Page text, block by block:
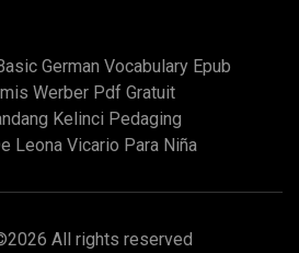
German Vocabulary Epub
Werber Pdf Gratuit
Kelinci Pedaging
Leona Vicario Para Niña
2026 All rights reserved